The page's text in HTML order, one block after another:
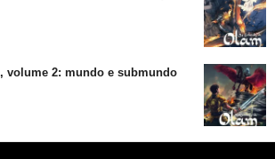
volume 2: mundo e submundo